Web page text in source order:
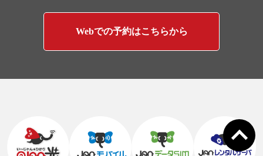
Webでの予約はこちらから